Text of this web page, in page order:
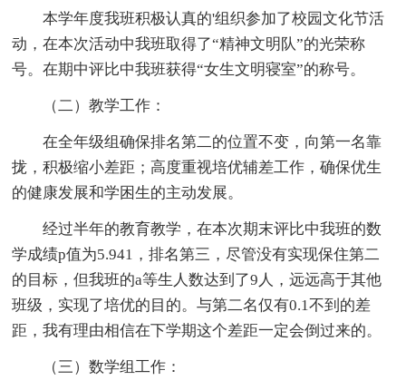
本学年度我班积极认真的'组织参加了校园文化节活
动，在本次活动中我班取得了“精神文明队”的光荣称
号。在期中评比中我班获得“女生文明寝室”的称号。
（二）教学工作：
在全年级组确保排名第二的位置不变，向第一名靠
拢，积极缩小差距；高度重视培优辅差工作，确保优生
的健康发展和学困生的主动发展。
经过半年的教育教学，在本次期末评比中我班的数
学成绩p值为5.941，排名第三，尽管没有实现保住第二
的目标，但我班的a等生人数达到了9人，远远高于其他
班级，实现了培优的目的。与第二名仅有0.1不到的差
距，我有理由相信在下学期这个差距一定会倒过来的。
（三）数学组工作：